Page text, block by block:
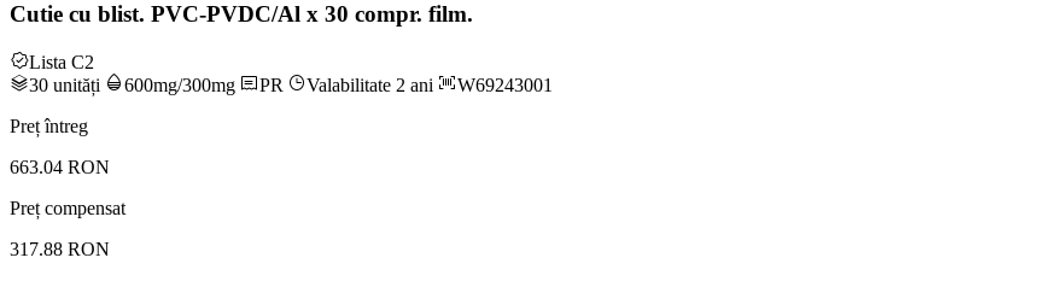
Cutie cu blist. PVC-PVDC/Al x 30 compr. film.
Lista C2
30 unități
600mg/300mg PR Valabilitate 2 ani
W69243001
Preț întreg
663.04 RON
Preț compensat
317.88 RON